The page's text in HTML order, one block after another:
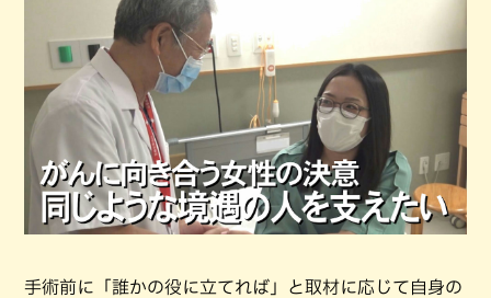
手術前に「誰かの役に立てれば」と取材に応じて自身の